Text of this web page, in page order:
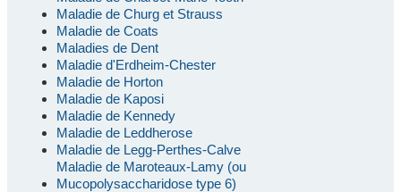
Maladie de Churg et Strauss
Maladie de Coats
Maladies de Dent
Maladie d'Erdheim-Chester
Maladie de Horton
Maladie de Kaposi
Maladie de Kennedy
Maladie de Leddherose
Maladie de Legg-Perthes-Calve
Maladie de Maroteaux-Lamy (ou
Mucopolysaccharidose type 6)